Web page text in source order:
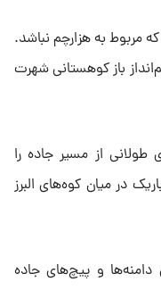
مربوط به هزارچم نباشد.
باز کوهستانی شهرت
از مسیر جاده را
در میان کوه‌های البرز
و پیچ‌های جاده